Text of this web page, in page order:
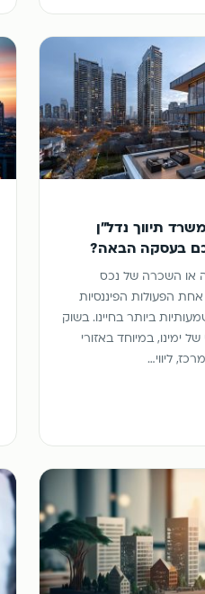
תיווך נדל"ן
בעסקה הבאה?
או השכרה של נכס
הפעולות הפיננסיות
ביותר בחיינו. בשוק
של ימינו, במיוחד באזורי
ליווי…